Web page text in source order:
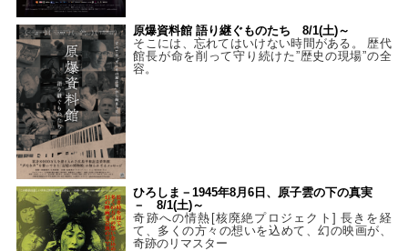
原爆資料館 語り継ぐものたち 8/1(土)～
そこには、忘れてはいけない時間がある。 歴代
館長が命を削って守り続けた”歴史の現場”の全
容。
ひろしま－1945年8月6日、原子雲の下の真実
－ 8/1(土)～
奇跡への情熱[核廃絶プロジェクト] 長きを経
て、多くの方々の想いを込めて、幻の映画が、
奇跡のリマスター